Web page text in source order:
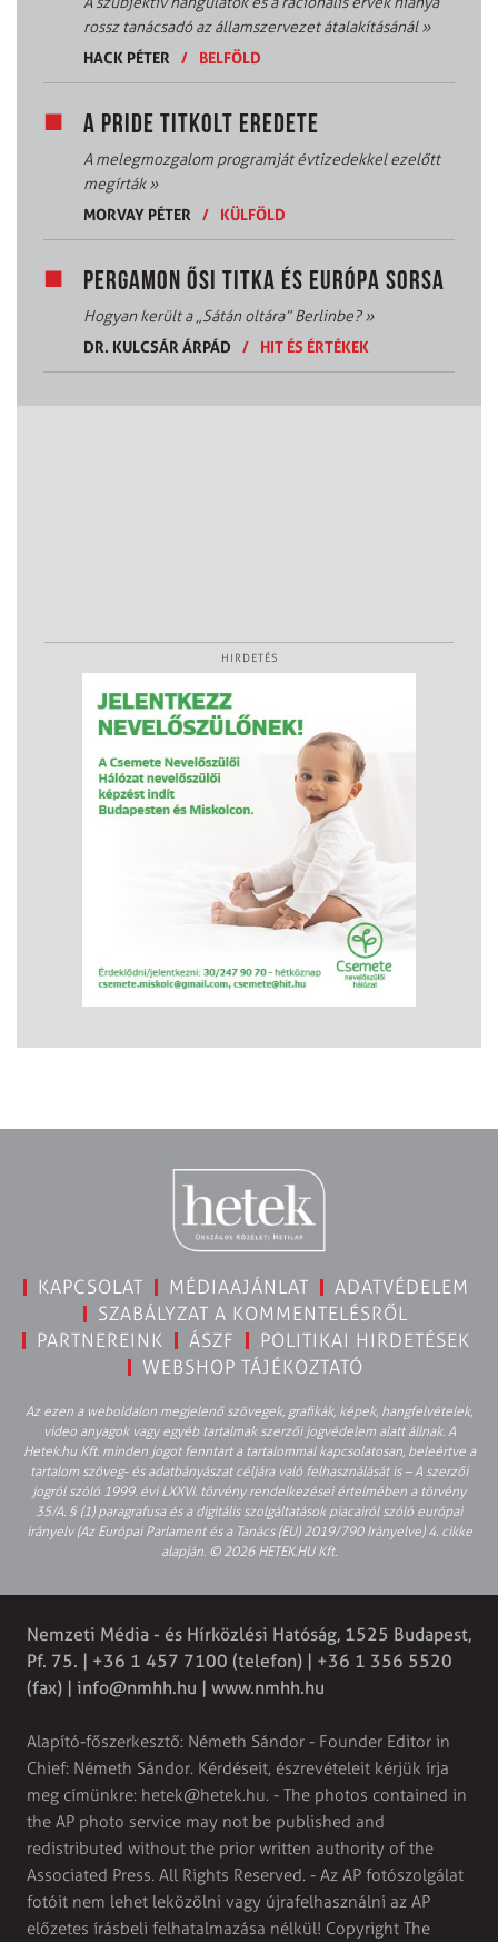
rossz tanácsadó az államszervezet átalakításánál»
HACK PÉTER
/ BELFÖLD
A PRIDE TITKOLT EREDETE
A melegmozgalom programját évtizedekkel ezelőtt
megírták»
MORVAY PÉTER
/ KÜLFÖLD
PERGAMON ŐSI TITKA ÉS EURÓPA SORSA
Hogyan került a „Sátán oltára” Berlinbe?»
DR. KULCSÁR ÁRPÁD
/ HIT ÉS ÉRTÉKEK
HIRDETÉS
KAPCSOLAT MÉDIAAJÁNLAT
ADATVÉDELEM
SZABÁLYZAT A KOMMENTELÉSRŐL
PARTNEREINK
ÁSZF
POLITIKAI HIRDETÉSEK
WEBSHOP TÁJÉKOZTATÓ
Az ezen a weboldalon megjelenő szövegek, grafikák, képek, hangfelvételek,
video anyagok vagy egyéb tartalmak szerzői jogvédelem alatt állnak. A
Hetek.hu Kft. minden jogot fenntart a tartalommal kapcsolatosan, beleértve a
tartalom szöveg- és adatbányászat céljára való felhasználását is – A szerzői
jogról szóló 1999. évi LXXVI. törvény rendelkezései értelmében a törvény
35/A. § (1) paragrafusa és a digitális szolgáltatások piacairól szóló európai
irányelv (Az Európai Parlament és a Tanács (EU) 2019/790 Irányelve) 4. cikke
alapján. © 2026 HETEK.HU Kft.
Nemzeti Média - és Hírközlési Hatóság, 1525 Budapest,
Pf. 75. | +36 1 457 7100 (telefon) | +36 1 356 5520
(fax) | info@nmhh.hu | www.nmhh.hu
Alapító-főszerkesztő: Németh Sándor - Founder Editor in
Chief: Németh Sándor. Kérdéseit, észrevételeit kérjük írja
meg címünkre: hetek@hetek.hu. - The photos contained in
the AP photo service may not be published and
redistributed without the prior written authority of the
Associated Press. All Rights Reserved. - Az AP fotószolgálat
fotóit nem lehet leközölni vagy újrafelhasználni az AP
előzetes írásbeli felhatalmazása nélkül! Copyright The